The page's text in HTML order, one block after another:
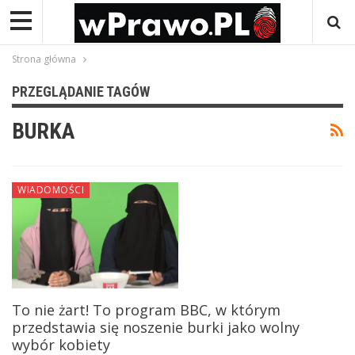
Strona główna
PRZEGLĄDANIE TAGÓW
BURKA
WIADOMOŚCI
To nie żart! To program BBC, w którym
przedstawia się noszenie burki jako wolny
wybór kobiety